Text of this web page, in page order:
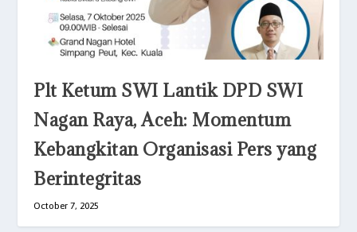
Plt Ketum SWI Lantik DPD SWI
Nagan Raya, Aceh: Momentum
Kebangkitan Organisasi Pers yang
Berintegritas
October 7, 2025